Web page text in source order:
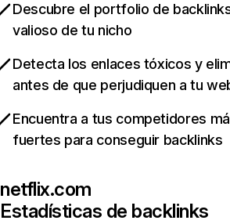
Descubre el portfolio de
valioso de tu nicho
Detecta los enlaces tóxicos y
antes de que perjudiquen a tu
Encuentra a tus competidores
fuertes para conseguir backlinks
netflix.com
Estadísticas de backlinks